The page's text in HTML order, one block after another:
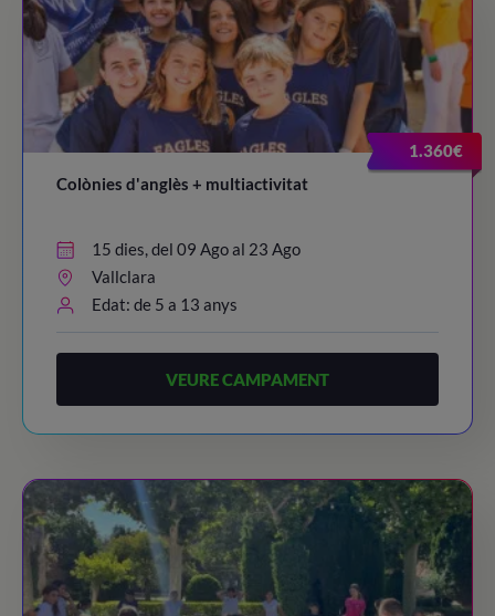
1.360€
Colònies d'anglès + multiactivitat
15 dies, del 09 Ago al 23 Ago
Vallclara
Edat: de 5 a 13 anys
VEURE CAMPAMENT